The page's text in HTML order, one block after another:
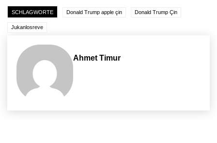
SCHLAGWORTE Donald Trump apple çin Donald Trump Çin
Jukanlosreve
Ahmet Timur